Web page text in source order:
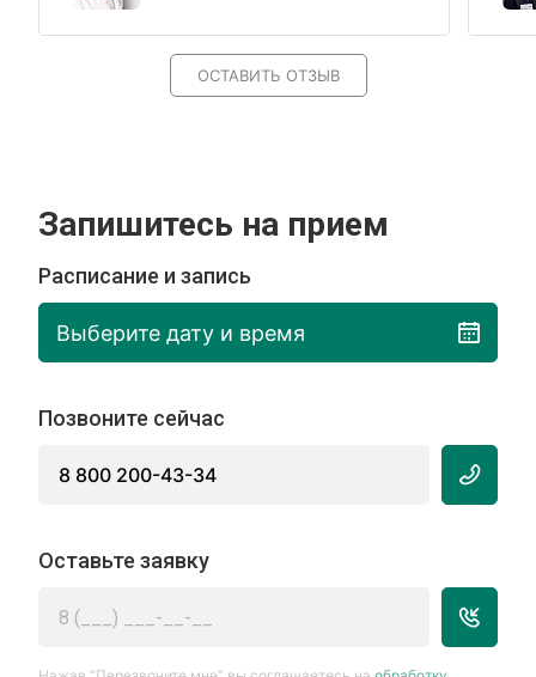
ОСТАВИТЬ ОТЗЫВ
Запишитесь на прием
Расписание и запись
Выберите дату и время
Позвоните сейчас
8 800 200-43-34
Оставьте заявку